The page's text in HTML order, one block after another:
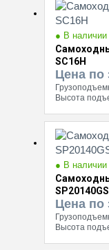
● В наличии
SC16H
Цена по
Высота
● В наличии
Цена по
Высота